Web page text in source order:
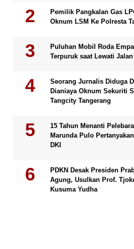
Pemilik Pangkalan Gas
Oknum LSM Ke Polresta
Puluhan Mobil Roda
Terpuruk saat Lewati
Seorang Jurnalis Diduga
Dianiaya Oknum Sekuriti
Tangcity Tangerang
15 Tahun Menanti
Marunda Pulo
DKI
PDKN Desak Presiden
Agung, Usulkan Prof.
Kusuma Yudha